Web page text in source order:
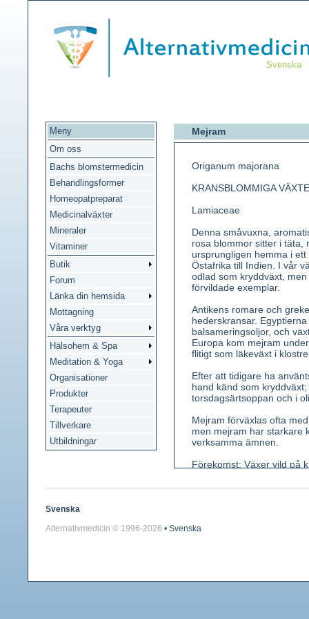
Svenska
Meny
Om oss
Bachs blomstermedicin
Behandlingsformer
Homeopatpreparat
Medicinalväxter
Mineraler
Vitaminer
Butik
Forum
Länka din hemsida
Mottagning
Våra verktyg
Hälsohem & Spa
Meditation & Yoga
Organisationer
Produkter
Terapeuter
Tillverkare
Utbildningar
Mejram
Origanum majorana
KRANSBLOMMIGA
Lamiaceae
Denna småvuxna,
rosa blommor sitter i täta,
ursprungligen hemma i
Östafrika till Indien. I vår
odlad som kryddväxt,
förvildade exemplar.
Antikens romare och
hederskransar.
balsameringsoljor, och
Europa kom mejram
flitigt som läkeväxt i
Efter att tidigare ha
hand känd som
torsdagsärtsoppan och i
Mejram förväxlas ofta
men mejram har starkare
verksamma ämnen.
Förekomst: Växer vild på
ungefär lika långa. Doft
Svenska
Alternativmedicin © 1996-2026 • Svenska